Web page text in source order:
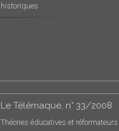
historiques
Le Télémaque, n° 33/2008
Théories éducatives et